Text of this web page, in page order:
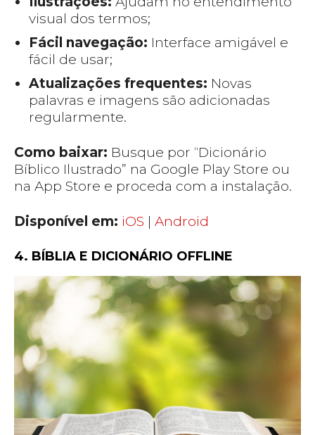
visual dos termos;
Fácil navegação: Interface amigável e
fácil de usar;
Atualizações frequentes: Novas
palavras e imagens são adicionadas
regularmente.
Como baixar: Busque por “Dicionário
Bíblico Ilustrado” na Google Play Store ou
na App Store e proceda com a instalação.
Disponível em: iOS | Android
4. BÍBLIA E DICIONÁRIO OFFLINE